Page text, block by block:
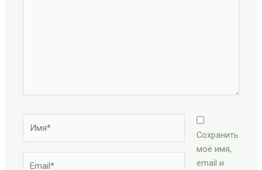
Сохранить
моё имя,
email и